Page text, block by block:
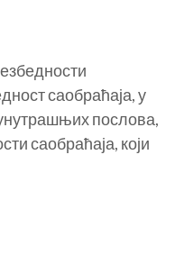
саобраћаја, у
послова,
саобраћаја, који